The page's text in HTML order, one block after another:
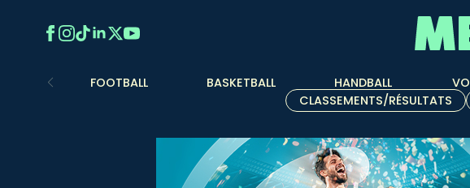
FOOTBALL BASKETBALL HANDBALL
CLASSEMENTS/RÉSULTATS